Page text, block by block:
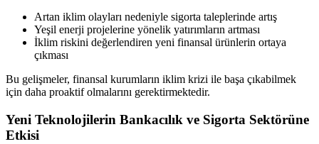
Artan iklim olayları nedeniyle sigorta taleplerinde artış
Yeşil enerji projelerine yönelik yatırımların artması
İklim riskini değerlendiren yeni finansal ürünlerin ortaya
çıkması
Bu gelişmeler, finansal kurumların iklim krizi ile başa çıkabilmek
için daha proaktif olmalarını gerektirmektedir.
Yeni Teknolojilerin Bankacılık ve Sigorta Sektörüne
Etkisi